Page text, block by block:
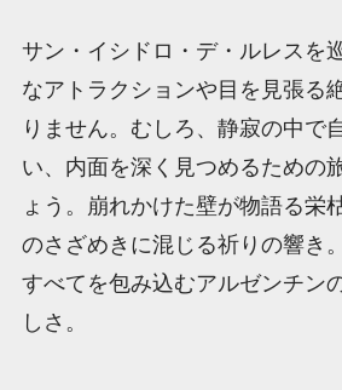
サン・イシドロ・デ・ルレスを
なアトラクションや目を見張る
りません。むしろ、静寂の中で
い、内面を深く見つめるための
ょう。崩れかけた壁が物語る栄
のさざめきに混じる祈りの響き
すべてを包み込むアルゼンチン
しさ。